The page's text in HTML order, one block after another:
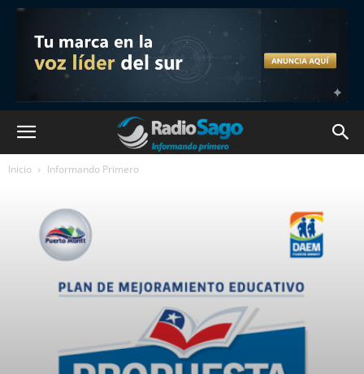
Inicio Informando Primero